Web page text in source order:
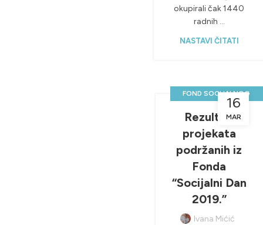
okupirali čak 1440
radnih ...
NASTAVI ČITATI
16
MAR
FOND SOCIJALNOG
NOVOSTI & PROJEKTI
,SOCIJALNI DAN
Rezultati
projekata
podržanih iz
Fonda
“Socijalni Dan
2019.”
Ivana Mićić